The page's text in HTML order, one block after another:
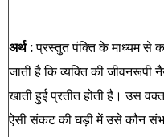
अर्थ :प्रस्तुत पंक्ति के माध्यम से
जाती है कि व्यक्ति की जीवनरूपी
खाती हुई प्रतीत होती है। उस
ऐसी संकट की घड़ी में उसे कौन